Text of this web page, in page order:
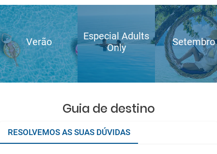
Verão
Especial Adults
Only
Setembro
Guia de destino
RESOLVEMOS AS SUAS DÚVIDAS